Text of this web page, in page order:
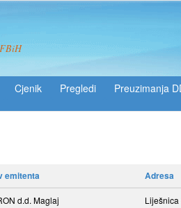
Pregledi Preuzimanja
emitenta Adresa
d.d. Maglaj Liješnica